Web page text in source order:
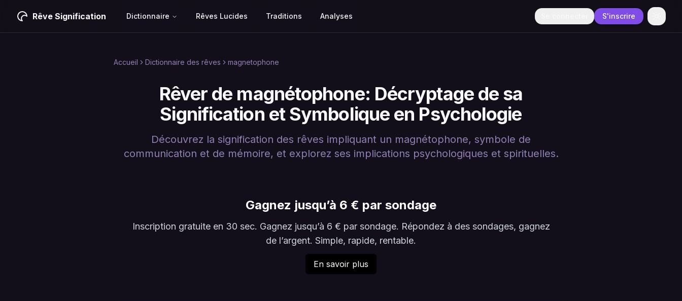
Rêve Signification Dictionnaire Rêves Lucides Traditions Analyses S'inscrire
Accueil Dictionnaire des rêves magnetophone
Rêver de magnétophone: Décryptage de sa
Signification et Symbolique en Psychologie
Découvrez la signification des rêves impliquant un magnétophone, symbole de
communication et de mémoire, et explorez ses implications psychologiques et spirituelles.
Gagnez jusqu’à 6 € par sondage
Inscription gratuite en 30 sec. Gagnez jusqu’à 6 € par sondage. Répondez à des sondages, gagnez
de l’argent. Simple, rapide, rentable.
En savoir plus